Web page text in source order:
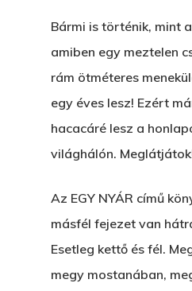
Bármi is történik, mint
amiben egy meztelen
rám ötméteres
egy éves lesz! Ezért
hacacáré lesz a
világhálón.
Az EGY NYÁR című
másfél fejezet van
Esetleg kettő és fél.
megy mostanában,